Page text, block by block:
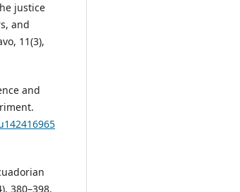
justice
and
11(3),
and
380–398.